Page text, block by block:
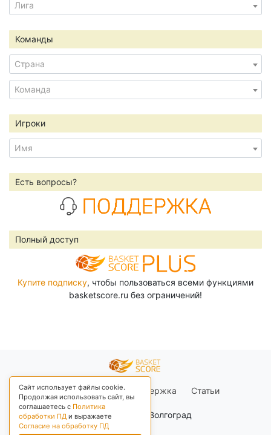
Сайт использует файлы cookie.
Продолжая использовать сайт, вы
соглашаетесь с Политика
обработки ПД и выражаете
Согласие на обработку ПД
Лига
Команды
Страна
Команда
Игроки
Имя
Есть вопросы?
Полный доступ
Купите подписку, чтобы пользоваться всеми функциями
basketscore.ru без ограничений!
Правила сайта Поддержка Статьи
+03 Москва, Волгоград